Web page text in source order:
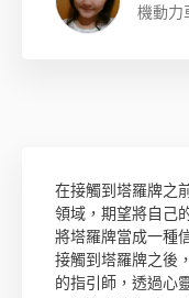
機動力
在接觸到塔羅牌之
領域，期望將自己
將塔羅牌當成一種
接觸到塔羅牌之後
的指引師，透過心